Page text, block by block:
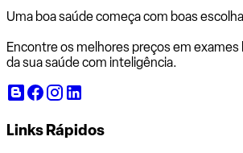
Uma boa saúde começa com boas
Encontre os melhores preços em exames
da sua saúde com inteligência.
Links Rápidos